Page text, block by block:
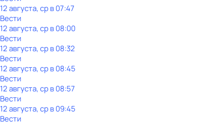
12 августа, ср в 07:47
Вести
12 августа, ср в 08:00
Вести
12 августа, ср в 08:32
Вести
12 августа, ср в 08:45
Вести
12 августа, ср в 08:57
Вести
12 августа, ср в 09:45
Вести